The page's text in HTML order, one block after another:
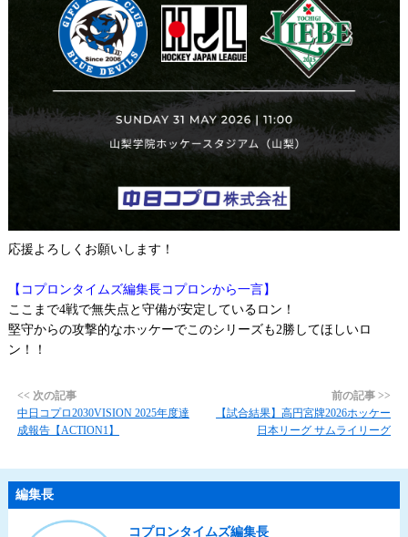
応援よろしくお願いします！
【コプロンタイムズ編集長コプロンから一言】
ここまで4戦で無失点と守備が安定しているロン！
堅守からの攻撃的なホッケーでこのシリーズも2勝してほしいロ
ン！！
<< 次の記事
中日コプロ2030VISION 2025年度達
成報告【ACTION1】
前の記事 >>
【試合結果】高円宮牌2026ホッケー
日本リーグ サムライリーグ
編集長
コプロンタイムズ編集長